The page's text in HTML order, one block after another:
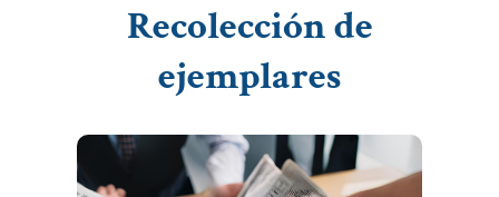
Recolección de
ejemplares